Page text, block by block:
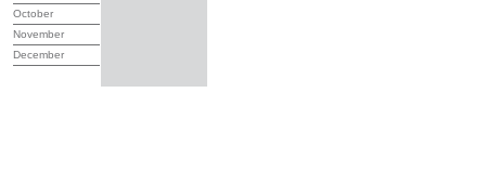
October
November
December